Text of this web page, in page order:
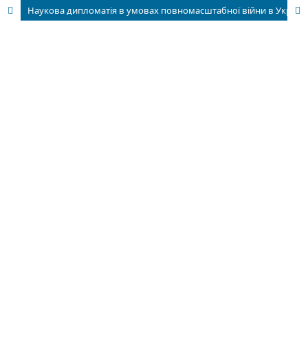
Наукова дипломатія в умовах повномасштабної війни в Україні